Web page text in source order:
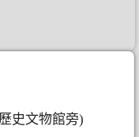
史文物館旁)